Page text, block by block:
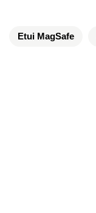
Etui MagSafe